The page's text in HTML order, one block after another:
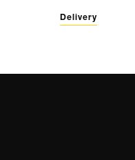
Delivery